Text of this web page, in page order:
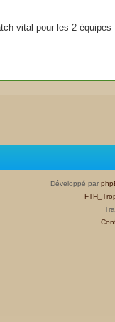
vital pour les 2 équipes
Développé par